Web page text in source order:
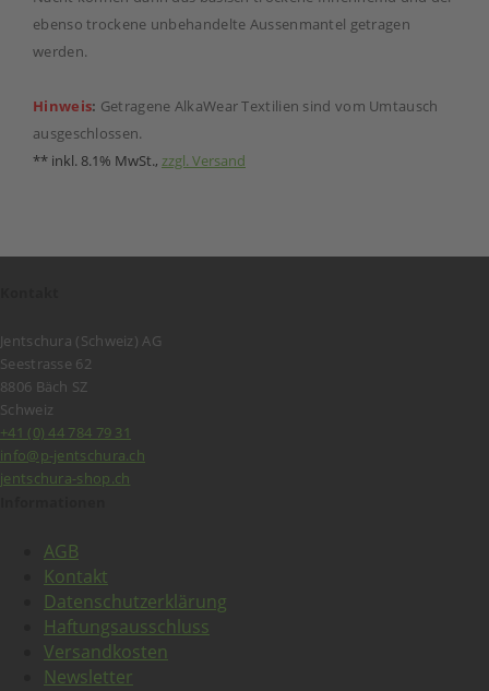
ebenso trockene unbehandelte Aussenmantel getragen
werden.
Hinweis: Getragene AlkaWear Textilien sind vom Umtausch
ausgeschlossen.
** inkl. 8.1% MwSt., zzgl. Versand
Jentschura (Schweiz) AG
Seestrasse 62
8806 Bäch SZ
Schweiz
+41 (0) 44 784 79 31
info@p-jentschura.ch
jentschura-shop.ch
AGB
Kontakt
Datenschutzerklärung
Haftungsausschluss
Versandkosten
Newsletter